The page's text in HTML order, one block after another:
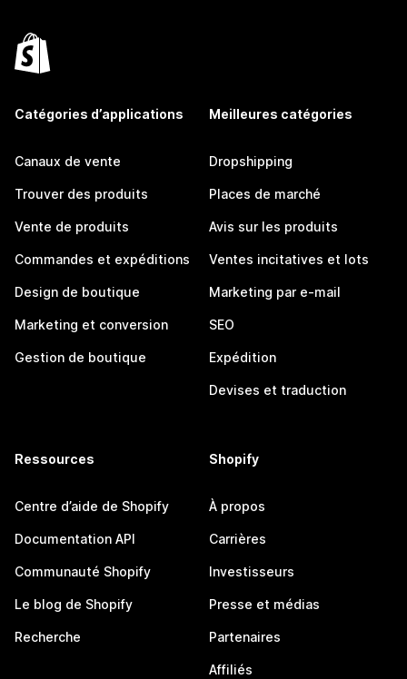
Catégories d’applications
Canaux de vente
Trouver des produits
Vente de produits
Commandes et expéditions
Design de boutique
Marketing et conversion
Gestion de boutique
Meilleures catégories
Dropshipping
Places de marché
Avis sur les produits
Ventes incitatives et lots
Marketing par e-mail
SEO
Expédition
Devises et traduction
Ressources
Centre d’aide de Shopify
Documentation API
Communauté Shopify
Le blog de Shopify
Recherche
Shopify
À propos
Carrières
Investisseurs
Presse et médias
Partenaires
Affiliés